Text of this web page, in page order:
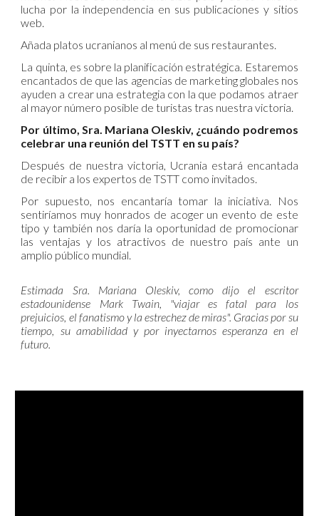
lucha por la independencia en sus publicaciones y sitios
web.
Añada platos ucranianos al menú de sus restaurantes.
La quinta, es sobre la planificación estratégica. Estaremos
encantados de que las agencias de marketing globales nos
ayuden a crear una estrategia con la que podamos atraer
al mayor número posible de turistas tras nuestra victoria.
Por último, Sra. Mariana Oleskiv, ¿cuándo podremos
celebrar una reunión del TSTT en su país?
Después de nuestra victoria, Ucrania estará encantada
de recibir a los expertos de TSTT como invitados.
Por supuesto, nos encantaría tomar la iniciativa. Nos
sentiríamos muy honrados de acoger un evento de este
tipo y también nos daría la oportunidad de promocionar
las ventajas y los atractivos de nuestro país ante un
amplio público mundial.
Estimada Sra. Mariana Oleskiv, como dijo el escritor
estadounidense Mark Twain, "viajar es fatal para los
prejuicios, el fanatismo y la estrechez de miras". Gracias por su
tiempo, su amabilidad y por inyectarnos esperanza en el
futuro.